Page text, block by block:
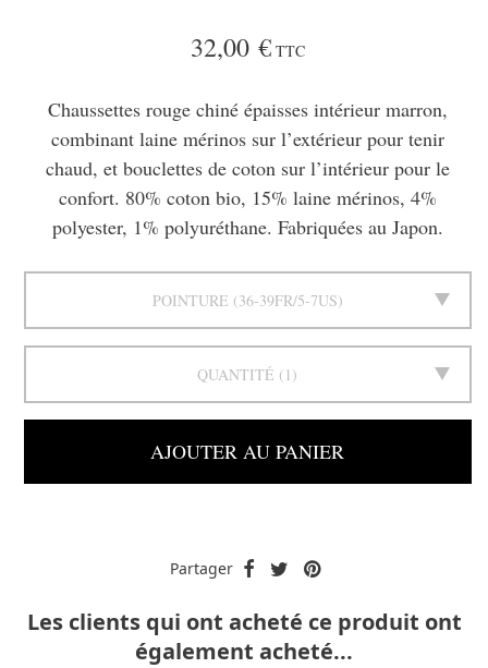
32,00 € TTC
Chaussettes rouge chiné épaisses intérieur marron,
combinant laine mérinos sur l’extérieur pour tenir
chaud, et bouclettes de coton sur l’intérieur pour le
confort. 80% coton bio, 15% laine mérinos, 4%
polyester, 1% polyuréthane. Fabriquées au Japon.
POINTURE 36-39FR/5-7US
QUANTITÉ 1
AJOUTER AU PANIER
Partager
Les clients qui ont acheté ce produit ont
également acheté...